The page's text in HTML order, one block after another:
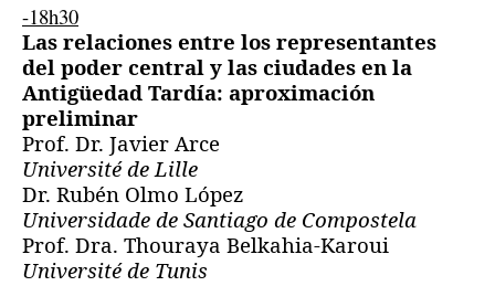
-18h30
Las relaciones entre los representantes
del poder central y las ciudades en la
Antigüedad Tardía: aproximación
preliminar
Prof. Dr. Javier Arce
Université de Lille
Dr. Rubén Olmo López
Universidade de Santiago de Compostela
Prof. Dra. Thouraya Belkahia-Karoui
Université de Tunis